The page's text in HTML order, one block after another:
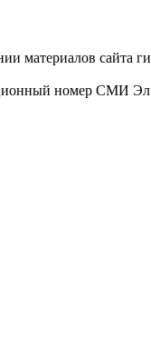
материалов сайта
номер